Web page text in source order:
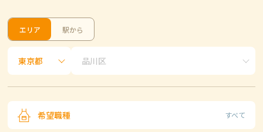
エリア 駅から
希望職種 すべて